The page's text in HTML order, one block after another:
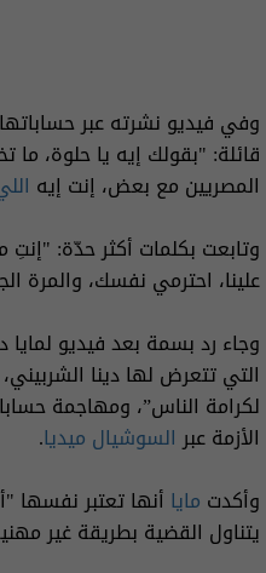
وفي فيديو نشرته عبر
قائلة: "بقولك إيه يا حلوة،
المصريين مع بعض، إنت إيه
وتابعت بكلمات أكثر حدّة:
علينا، احترمي نفسك، والمرة
وجاء رد بسمة بعد فيديو
التي تتعرض لها دينا
لكرامة الناس”، ومهاجمة
الأزمة عبرالسوشيال ميديا.
وأكدت مايا أنها تعتبر نفسها
يتناول القضية بطريقة غير